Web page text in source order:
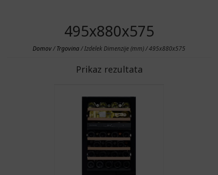
495x880x575
Domov/Trgovina/ Izdelek Dimenzije (mm) / 495x880x575
Prikaz rezultata